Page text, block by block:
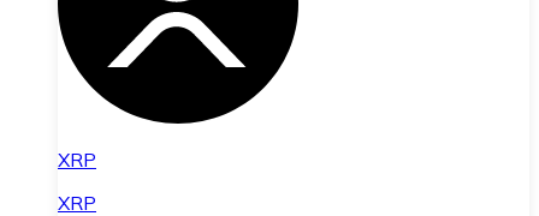
XRP
XRP